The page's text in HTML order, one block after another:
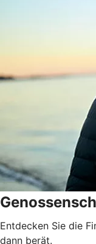
Entdecken Sie die
dann berät.